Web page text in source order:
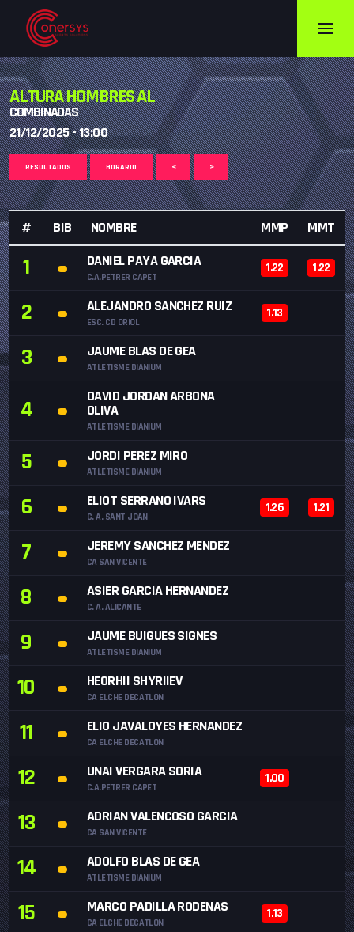
ALTURA HOMBRES AL
COMBINADAS
21/12/2025 - 13:00
RESULTADOS HORARIO < >
# BIB NOMBRE MMP MMT
1 DANIEL PAYA GARCIA
C.A.PETRER CAPET
1.22 1.22
2 ALEJANDRO SANCHEZ RUIZ
ESC. CD ORIOL
1.13
3 JAUME BLAS DE GEA
ATLETISME DIANIUM
4 DAVID JORDAN ARBONA
OLIVA
ATLETISME DIANIUM
5 JORDI PEREZ MIRO
ATLETISME DIANIUM
6 ELIOT SERRANO IVARS
C. A. SANT JOAN
1.26 1.21
7 JEREMY SANCHEZ MENDEZ
CA SAN VICENTE
8 ASIER GARCIA HERNANDEZ
C. A. ALICANTE
9 JAUME BUIGUES SIGNES
ATLETISME DIANIUM
10 HEORHII SHYRIIEV
CA ELCHE DECATLON
11 ELIO JAVALOYES HERNANDEZ
CA ELCHE DECATLON
12 UNAI VERGARA SORIA
C.A.PETRER CAPET
1.00
13 ADRIAN VALENCOSO GARCIA
CA SAN VICENTE
14 ADOLFO BLAS DE GEA
ATLETISME DIANIUM
15 MARCO PADILLA RODENAS
CA ELCHE DECATLON
1.13